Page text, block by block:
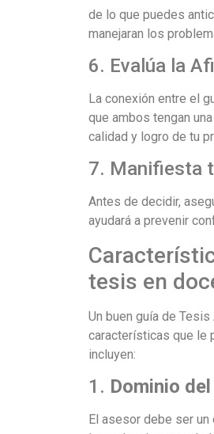
de lo que puedes
manejaran los
6. Evalúa la
La conexión entre el
que ambos tengan
calidad y logro de tu
7. Manifiesta
Antes de decidir,
ayudará a prevenir
tesis en
Un buen guía de
características que le
incluyen:
1. Dominio
El asesor debe ser